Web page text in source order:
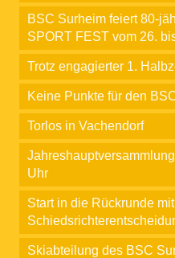
BSC Surheim feiert 80-
SPORT FEST vom 26.
Trotz engagierter 1.
Keine Punkte für den
Torlos in Vachendorf
Uhr
Start in die Rückrunde
Skiabteilung des BSC